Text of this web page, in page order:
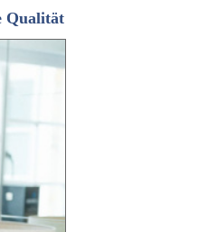
Qualität